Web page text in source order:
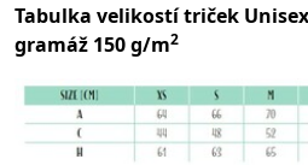
Tabulka velikostí triček
gramáž 150 g/m2